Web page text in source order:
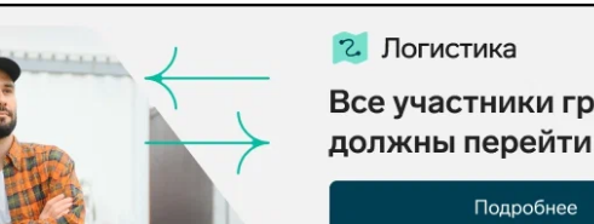
Реклама в «Ъ» www.kommersant.ru/ad